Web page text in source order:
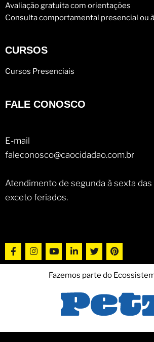
Avaliação gratuita com orientações
Consulta comportamental presencial ou
CURSOS
Cursos Presenciais
FALE CONOSCO
E-mail
faleconosco@caocidadao.com.br
Atendimento de segunda à sexta
exceto feriados.
Fazemos parte do